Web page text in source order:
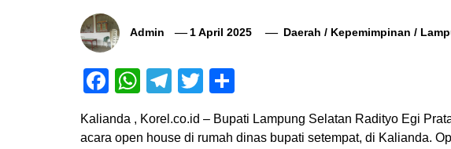
Admin 1 April 2025 Daerah / Kepemimpinan /
Facebook
WhatsApp
Telegram
Twitter
Kalianda , Korel.co.id – Bupati Lampung Selatan Radityo Egi
acara open house di rumah dinas bupati setempat, di Kalianda.